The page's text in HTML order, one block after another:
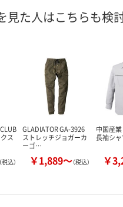
カゴへ カゴ
見た人はこちらも検
ス
（税込）
GLADIATOR GA-3926
ストレッチジョガーカ
ーゴ…
￥1,889～（税込）
中国産
長袖シャ
￥